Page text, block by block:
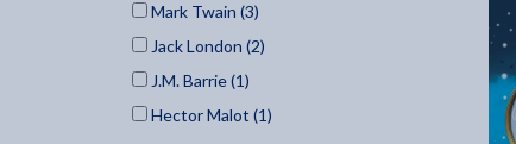
Mark Twain (3)
Jack London (2)
J.M. Barrie (1)
Hector Malot (1)